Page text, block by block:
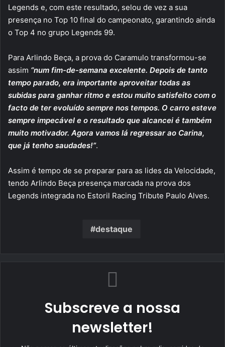
Legends e, com este resultado, selou de vez a sua
presença no Top 10 final do campeonato, garantindo ainda
o Top 4 no grupo Legends 99.
Para Arlindo Beça, a prova do Caramulo transformou-se
assim “num fim-de-semana excelente. Depois de tanto
tempo parado, era importante aproveitar todas as
subidas para ganhar ritmo e estou muito satisfeito com o
facto de ter evoluído sempre nos tempos. O carro esteve
sempre impecável e o resultado que alcancei é também
muito motivador. Agora vamos lá regressar ao Carina,
que já tenho saudades!”.
Assim é tempo de se preparar para as lides da Velocidade,
tendo Arlindo Beça presença marcada na prova dos
Legends integrada no Estoril Racing Tribute Paulo Alves.
destaque
Subscreve a nossa
newsletter!